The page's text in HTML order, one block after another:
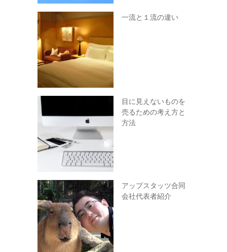
一流と１流の違い
目に見えないものを
売るための考え方と
方法
アップスタッツ合同
会社代表者紹介